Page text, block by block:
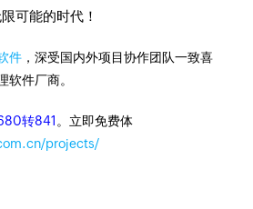
可能的时代！
件 ，深受国内外项目协作团队一致喜
软件厂商。
转841 。立即免费体
projects/